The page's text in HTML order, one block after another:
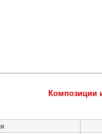
Композиции